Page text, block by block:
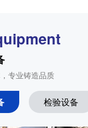
专业铸造品质
检验设备